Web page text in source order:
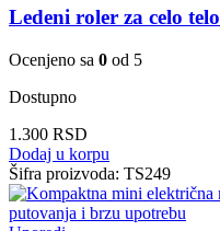
Ledeni roler za celo telo
Ocenjeno sa 0 od 5
Dostupno
1.300 RSD
Dodaj u korpu
Šifra proizvoda: TS249